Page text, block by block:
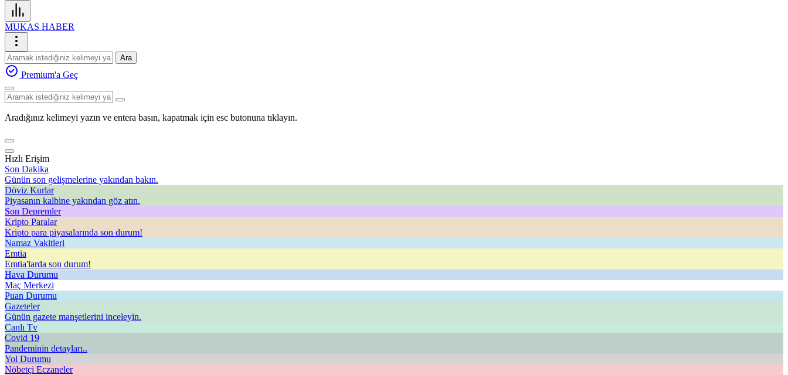
MUKAS HABER
Ara
Premium'a Geç
Aradığınız kelimeyi yazın ve entera basın, kapatmak için esc butonuna tıklayın.
Hızlı Erişim
Son Dakika
Günün son gelişmelerine yakından bakın.
Döviz Kurlar
Piyasanın kalbine yakından göz atın.
Son Depremler
Kripto Paralar
Kripto para piyasalarında son durum!
Namaz Vakitleri
Emtia
Emtia'larda son durum!
Hava Durumu
Maç Merkezi
Puan Durumu
Gazeteler
Günün gazete manşetlerini inceleyin.
Canlı Tv
Covid 19
Pandeminin detayları..
Yol Durumu
Nöbetçi Eczaneler